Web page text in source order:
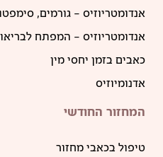
אנדומטריוזיס – גורמים,
אנדומטריוזיס – המפתח
כאבים בזמן יחסי מין
אדנומיוזיס
המחזור החודשי
טיפול בכאבי מחזור